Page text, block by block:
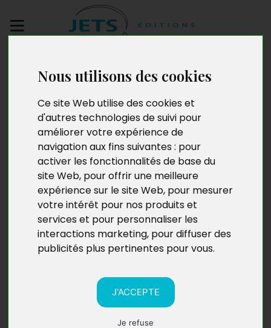
Nous utilisons des cookies
Ce site Web utilise des cookies et
d'autres technologies de suivi pour
améliorer votre expérience de
navigation aux fins suivantes : pour
activer les fonctionnalités de base du
site Web, pour offrir une meilleure
expérience sur le site Web, pour mesurer
votre intérêt pour nos produits et
services et pour personnaliser les
interactions marketing, pour diffuser des
publicités plus pertinentes pour vous.
J'ACCEPTE
Je refuse
manuscrit
Un jour, un matin